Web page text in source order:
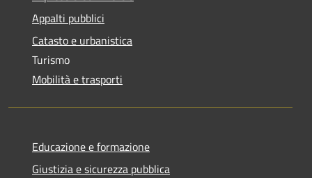
Appalti pubblici
Catasto e urbanistica
Turismo
Mobilità e trasporti
Educazione e formazione
Giustizia e sicurezza pubblica